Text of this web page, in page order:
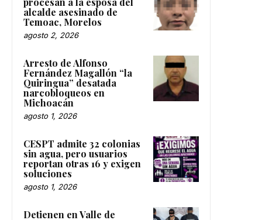
alcalde asesinado de
Temoac, Morelos
agosto 2, 2026
Arresto de Alfonso
Fernández Magallón “la
Quiringua” desatada
narcobloqueos en
Michoacán
agosto 1, 2026
CESPT admite 32 colonias
sin agua, pero usuarios
reportan otras 16 y exigen
soluciones
agosto 1, 2026
Detienen en Valle de